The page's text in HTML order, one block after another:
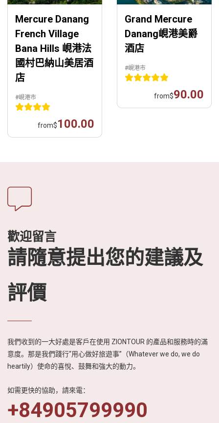
Mercure Danang
French Village
Bana Hills 峴港法
國村巴納山美居酒
店
#峴港市
from$100.00
Grand Mercure
Danang峴港美爵
酒店
#峴港市
from$90.00
歡迎留言
請隨意提出您的建議及
評價
我們收到的一大好處是客戶在使用 ZIONTOUR 的產品和服務時的滿
意度。那是我們踐行“用心做好旅遊事”（Whatever we do, we do
heartily）使命的喜悅、鼓舞和強大的動力。
如需更快的協助，請來電：
+84905799990